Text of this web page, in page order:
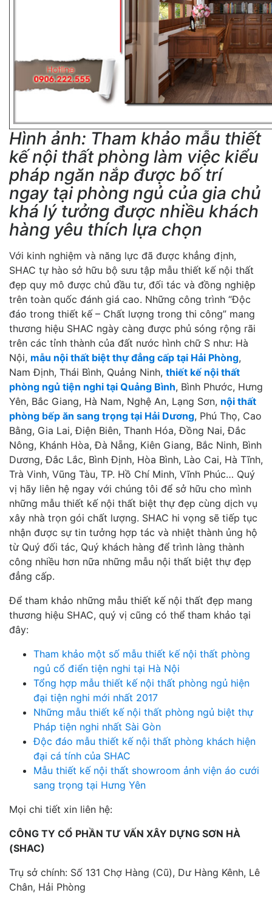
Hình ảnh: Tham khảo mẫu thiết
kế nội thất phòng làm việc kiểu
pháp ngăn nắp được bố trí
ngay tại phòng ngủ của gia chủ
khá lý tưởng được nhiều khách
hàng yêu thích lựa chọn
Với kinh nghiệm và năng lực đã được khẳng định,
SHAC tự hào sở hữu bộ sưu tập mẫu thiết kế nội thất
đẹp quy mô được chủ đầu tư, đối tác và đồng nghiệp
trên toàn quốc đánh giá cao. Những công trình “Độc
đáo trong thiết kế – Chất lượng trong thi công” mang
thương hiệu SHAC ngày càng được phủ sóng rộng rãi
trên các tỉnh thành của đất nước hình chữ S như: Hà
Nội, mẫu nội thất biệt thự đẳng cấp tại Hải Phòng,
Nam Định, Thái Bình, Quảng Ninh, thiết kế nội thất
phòng ngủ tiện nghi tại Quảng Bình, Bình Phước, Hưng
Yên, Bắc Giang, Hà Nam, Nghệ An, Lạng Sơn, nội thất
phòng bếp ăn sang trọng tại Hải Dương, Phú Thọ, Cao
Bằng, Gia Lai, Điện Biên, Thanh Hóa, Đồng Nai, Đắc
Nông, Khánh Hòa, Đà Nẵng, Kiên Giang, Bắc Ninh, Bình
Dương, Đắc Lắc, Bình Định, Hòa Bình, Lào Cai, Hà Tĩnh,
Trà Vinh, Vũng Tàu, TP. Hồ Chí Minh, Vĩnh Phúc… Quý
vị hãy liên hệ ngay với chúng tôi để sở hữu cho mình
những mẫu thiết kế nội thất biệt thự đẹp cùng dịch vụ
xây nhà trọn gói chất lượng. SHAC hi vọng sẽ tiếp tục
nhận được sự tin tưởng hợp tác và nhiệt thành ủng hộ
từ Quý đối tác, Quý khách hàng để trình làng thành
công nhiều hơn nữa những mẫu nội thất biệt thự đẹp
đẳng cấp.
Để tham khảo những mẫu thiết kế nội thất đẹp mang
thương hiệu SHAC, quý vị cũng có thể tham khảo tại
đây:
Tham khảo một số mẫu thiết kế nội thất phòng
ngủ cổ điển tiện nghi tại Hà Nội
Tổng hợp mẫu thiết kế nội thất phòng ngủ hiện
đại tiện nghi mới nhất 2017
Những mẫu thiết kế nội thất phòng ngủ biệt thự
Pháp tiện nghi nhất Sài Gòn
Độc đáo mẫu thiết kế nội thất phòng khách hiện
đại cá tính của SHAC
Mẫu thiết kế nội thất showroom ảnh viện áo cưới
sang trọng tại Hưng Yên
Mọi chi tiết xin liên hệ:
CÔNG TY CỔ PHẦN TƯ VẤN XÂY DỰNG SƠN HÀ
(SHAC)
Trụ sở chính: Số 131 Chợ Hàng (Cũ), Dư Hàng Kênh, Lê
Chân, Hải Phòng